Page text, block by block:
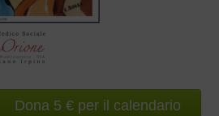
Dona 5 € per il calendario